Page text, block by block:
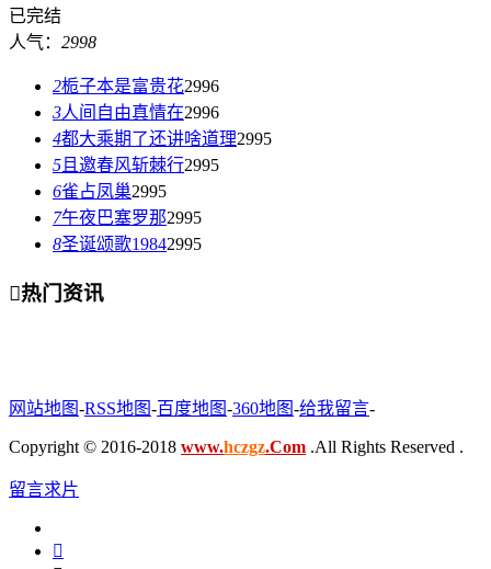
已完结
人气： 2998
2栀子本是富贵花2996
3人间自由真情在2996
4都大乘期了还讲啥道理2995
5 且邀春风斩棘行2995
6雀占凤巢2995
7午夜巴塞罗那2995
8圣诞颂歌19842995
热门资讯
网站地图-RSS地图-百度地图-360地图-给我留言-
Copyright © 2016-2018 www.hczgz.Com .All Rights Reserved .
留言求片
